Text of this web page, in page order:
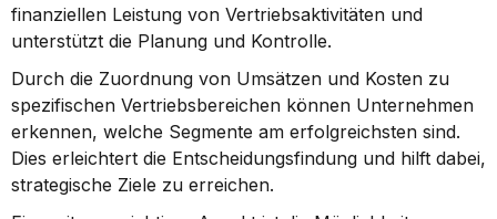
finanziellen Leistung von Vertriebsaktivitäten und
unterstützt die Planung und Kontrolle.
Durch die Zuordnung von Umsätzen und Kosten zu
spezifischen Vertriebsbereichen können Unternehmen
erkennen, welche Segmente am erfolgreichsten sind.
Dies erleichtert die Entscheidungsfindung und hilft dabei,
strategische Ziele zu erreichen.